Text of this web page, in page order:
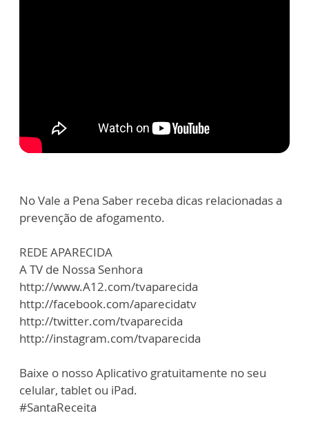
No Vale a Pena Saber receba dicas relacionadas a
prevenção de afogamento.
REDE APARECIDA
A TV de Nossa Senhora
http://www.A12.com/tvaparecida
http://facebook.com/aparecidatv
http://twitter.com/tvaparecida
http://instagram.com/tvaparecida
Baixe o nosso Aplicativo gratuitamente no seu
celular, tablet ou iPad.
#SantaReceita